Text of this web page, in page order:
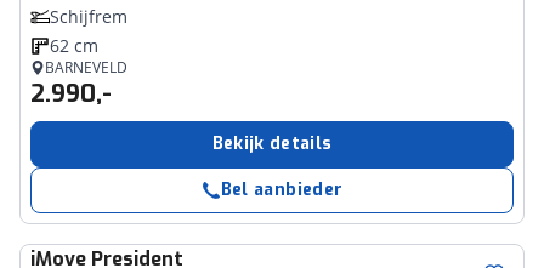
Schijfrem
62 cm
BARNEVELD
2.990,-
Bekijk details
Bel aanbieder
iMove President